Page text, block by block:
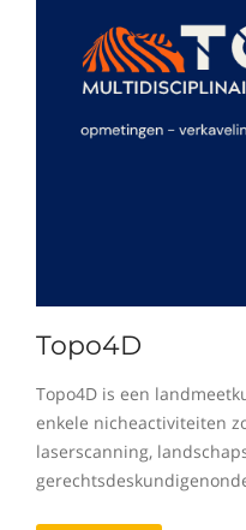
Topo4D
Topo4D is een
enkele nicheactiviteiten
laserscanning,